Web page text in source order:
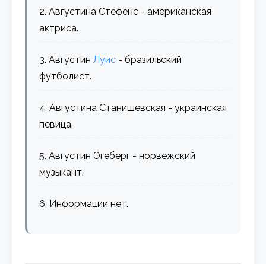
2. Августина Стефенс - американская
актриса.
3. АвгустинЛуис - бразильский
футболист.
4. Августина Станишевская - украинская
певица.
5. Августин Эгеберг - норвежский
музыкант.
6. Информации нет.